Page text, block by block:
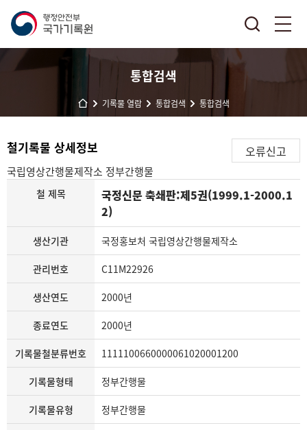
통합검색
기록물 열람 통합검색 통합검색
철기록물 상세정보 오류신고
국립영상간행물제작소 정부간행물
철 제목
국정신문 축쇄판:제5권(1999.1-2000.1
2)
생산기관 국정홍보처 국립영상간행물제작소
관리번호 C11M22926
생산연도 2000년
종료연도 2000년
기록물철분류번호 1111100660000061020001200
기록물형태 정부간행물
기록물유형 정부간행물